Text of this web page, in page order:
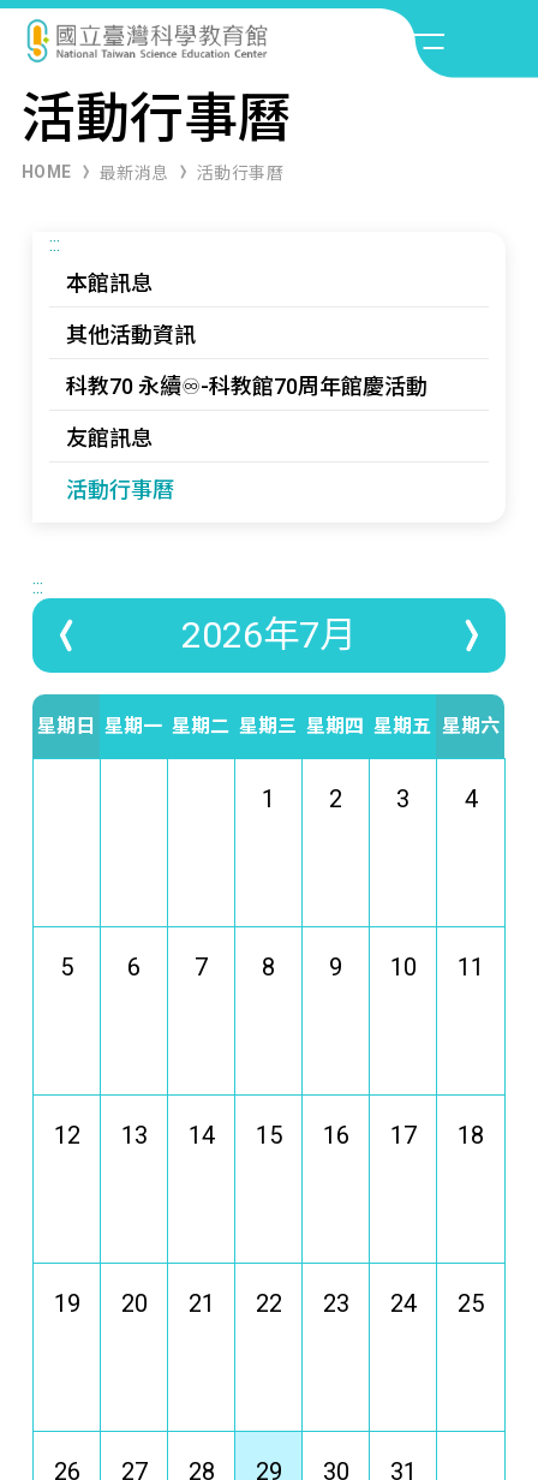
活動行事曆
HOME 最新消息 活動行事曆
:::
本館訊息
其他活動資訊
科教70 永續♾️-科教館70周年館慶活動
友館訊息
活動行事曆
:::
2026年7月
星期日 星期一 星期二 星期三 星期四 星期五 星期六
1 2 3 4
5 6 7 8 9 10 11
12 13 14 15 16 17 18
19 20 21 22 23 24 25
26 27 28 29 30 31